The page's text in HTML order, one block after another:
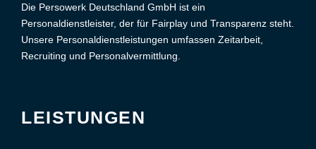
Die Persowerk Deutschland GmbH ist ein
Personaldienstleister, der für Fairplay und Transparenz steht.
Unsere Personaldienstleistungen umfassen Zeitarbeit,
Recruiting und Personalvermittlung.
LEISTUNGEN